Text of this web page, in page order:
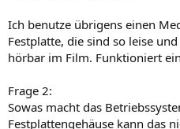
Ich benutze übrigens einen
Festplatte, die sind so leise
hörbar im Film. Funktioniert
Frage 2:
Sowas macht das
Festplattengehäuse kann das